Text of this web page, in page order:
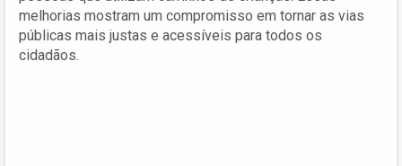
melhorias mostram um compromisso em tornar as vias
públicas mais justas e acessíveis para todos os
cidadãos.